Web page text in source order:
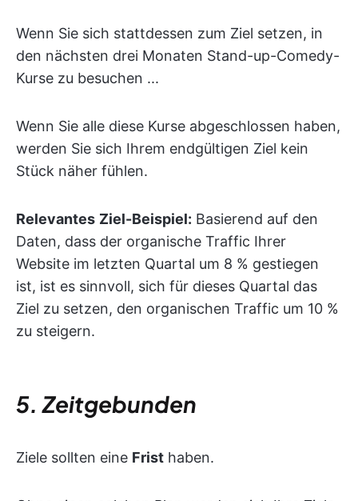
Wenn Sie sich stattdessen zum Ziel setzen, in
den nächsten drei Monaten Stand-up-Comedy-
Kurse zu besuchen ...
Wenn Sie alle diese Kurse abgeschlossen haben,
werden Sie sich Ihrem endgültigen Ziel kein
Stück näher fühlen.
Relevantes Ziel-Beispiel: Basierend auf den
Daten, dass der organische Traffic Ihrer
Website im letzten Quartal um 8 % gestiegen
ist, ist es sinnvoll, sich für dieses Quartal das
Ziel zu setzen, den organischen Traffic um 10 %
zu steigern.
5. Zeitgebunden
Ziele sollten eine Frist haben.